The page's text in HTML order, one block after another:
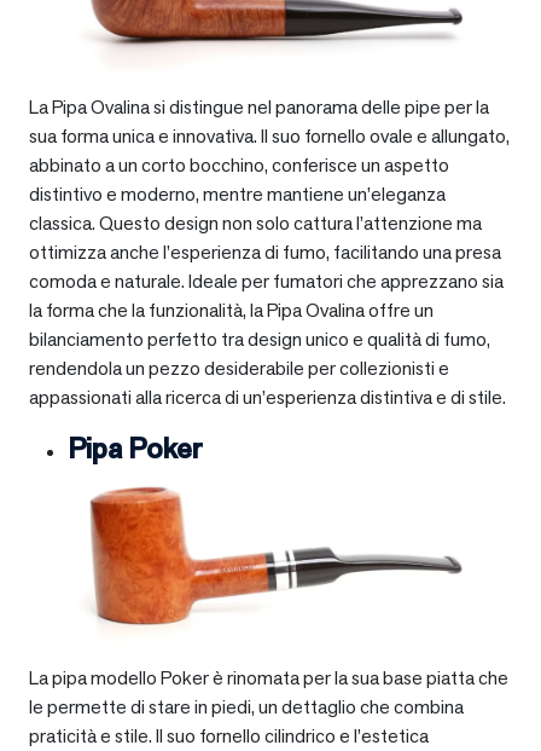
La Pipa Ovalina si distingue nel panorama delle pipe per la
sua forma unica e innovativa. Il suo fornello ovale e allungato,
abbinato a un corto bocchino, conferisce un aspetto
distintivo e moderno, mentre mantiene un’eleganza
classica. Questo design non solo cattura l’attenzione ma
ottimizza anche l’esperienza di fumo, facilitando una presa
comoda e naturale. Ideale per fumatori che apprezzano sia
la forma che la funzionalità, la Pipa Ovalina offre un
bilanciamento perfetto tra design unico e qualità di fumo,
rendendola un pezzo desiderabile per collezionisti e
appassionati alla ricerca di un’esperienza distintiva e di stile.
Pipa Poker
La pipa modello Poker è rinomata per la sua base piatta che
le permette di stare in piedi, un dettaglio che combina
praticità e stile. Il suo fornello cilindrico e l’estetica